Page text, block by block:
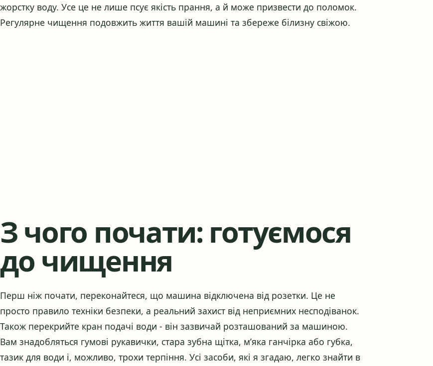
жорстку воду. Усе це не лише псує якість прання, а й може призвести до поломок.
Регулярне чищення подовжить життя вашій машині та збереже білизну свіжою.
З чого почати: готуємося
до чищення
Перш ніж почати, переконайтеся, що машина відключена від розетки. Це не
просто правило техніки безпеки, а реальний захист від неприємних несподіванок.
Також перекрийте кран подачі води - він зазвичай розташований за машиною.
Вам знадобляться гумові рукавички, стара зубна щітка, м’яка ганчірка або губка,
тазик для води і, можливо, трохи терпіння. Усі засоби, які я згадаю, легко знайти в